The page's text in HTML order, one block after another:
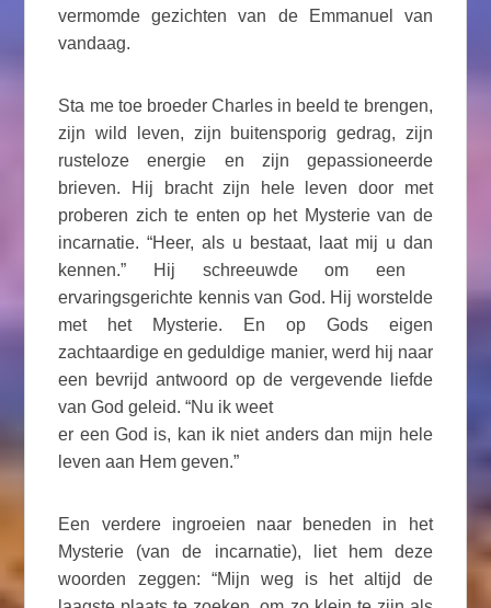
vermomde gezichten van de Emmanuel van
vandaag.
Sta me toe broeder Charles in beeld te brengen,
zijn wild leven, zijn buitensporig gedrag, zijn
rusteloze energie en zijn gepassioneerde
brieven. Hij bracht zijn hele leven door met
proberen zich te enten op het Mysterie van de
incarnatie. “Heer, als u bestaat, laat mij u dan
kennen.” Hij schreeuwde om een ​​
ervaringsgerichte kennis van God. Hij worstelde
met het Mysterie. En op Gods eigen
zachtaardige en geduldige manier, werd hij naar
een bevrijd antwoord op de vergevende liefde
van God geleid. “Nu ik weet
er een God is, kan ik niet anders dan mijn hele
leven aan Hem geven.”
Een verdere ingroeien naar beneden in het
Mysterie (van de incarnatie), liet hem deze
woorden zeggen: “Mijn weg is het altijd de